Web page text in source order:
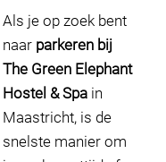
Als je op zoek bent
naar parkeren bij
The Green Elephant
Hostel & Spa in
Maastricht, is de
snelste manier om